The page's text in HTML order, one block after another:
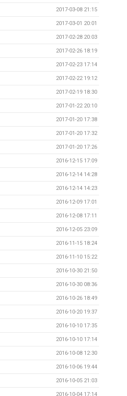
2017-03-08 21:15
2017-03-01 20:01
2017-02-28 20:03
2017-02-26 18:19
2017-02-23 17:14
2017-02-22 19:12
2017-02-19 18:30
2017-01-22 20:10
2017-01-20 17:38
2017-01-20 17:32
2017-01-20 17:26
2016-12-15 17:09
2016-12-14 14:28
2016-12-14 14:23
2016-12-09 17:01
2016-12-08 17:11
2016-12-05 23:09
2016-11-15 18:24
2016-11-10 15:22
2016-10-30 21:50
2016-10-30 08:36
2016-10-26 18:49
2016-10-20 19:37
2016-10-10 17:35
2016-10-10 17:14
2016-10-08 12:30
2016-10-06 19:44
2016-10-05 21:03
2016-10-04 17:14